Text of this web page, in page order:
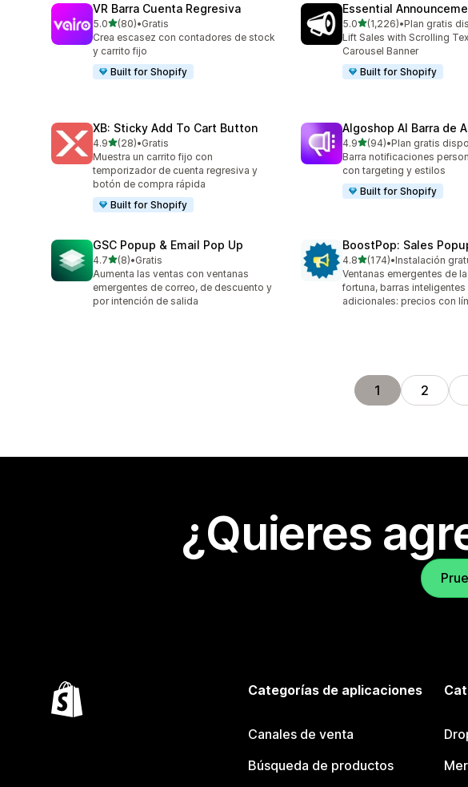
VR Barra Cuenta Regresiva
5.0de 5 estrellas
(80)
80 reseñas en total
•Gratis
Crea escasez con contadores de stock
y carrito fijo
Built for Shopify
Essential
5.0de 5 estrellas
(1,226)
1226 reseñas en total
•Plan gratis
Lift Sales with Scrolling
Carousel Banner
Built for Shopify
XB: Sticky Add To Cart Button
4.9de 5 estrellas
(28)
28 reseñas en total
•Gratis
Muestra un carrito fijo con
temporizador de cuenta regresiva y
botón de compra rápida
Built for Shopify
Algoshop AI Barra de
4.9de 5 estrellas
(94)
94 reseñas en total
•Plan gratis
Barra notificaciones
con targeting y estilos
Built for Shopify
GSC Popup & Email Pop Up
4.7de 5 estrellas
(8)
8 reseñas en total
•Gratis
Aumenta las ventas con ventanas
emergentes de correo, de descuento y
por intención de salida
BoostPop: Sales
4.8de 5 estrellas
(174)
174 reseñas en total
•Instalación
Ventanas emergentes de
fortuna, barras inteligentes
adicionales: precios con
1 2
¿Quieres
Categorías de aplicaciones
Canales de venta
Búsqueda de productos